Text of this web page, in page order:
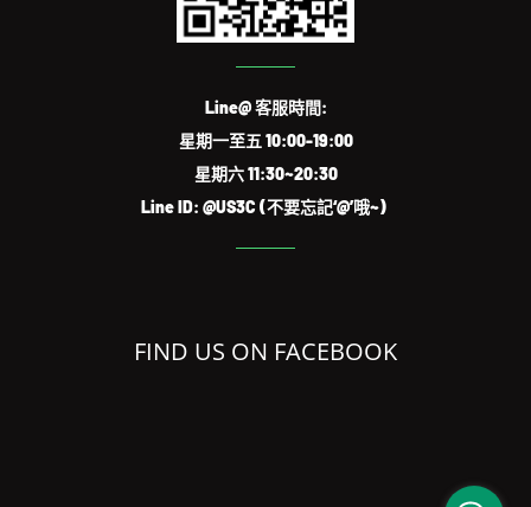
Line@ 客服時間:
星期一至五 10:00-19:00
星期六 11:30~20:30
Line ID: @US3C (不要忘記‘@’哦~)
FIND US ON FACEBOOK